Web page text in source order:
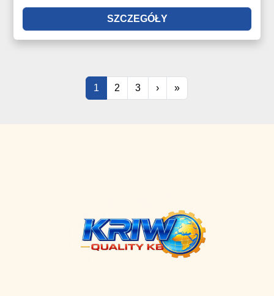
SZCZEGÓŁY
1 2 3 › »